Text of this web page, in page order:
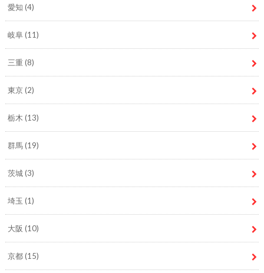
愛知 (4)
岐阜(11)
三重 (8)
東京(2)
栃木 (13)
群馬(19)
茨城(3)
埼玉 (1)
大阪 (10)
京都(15)